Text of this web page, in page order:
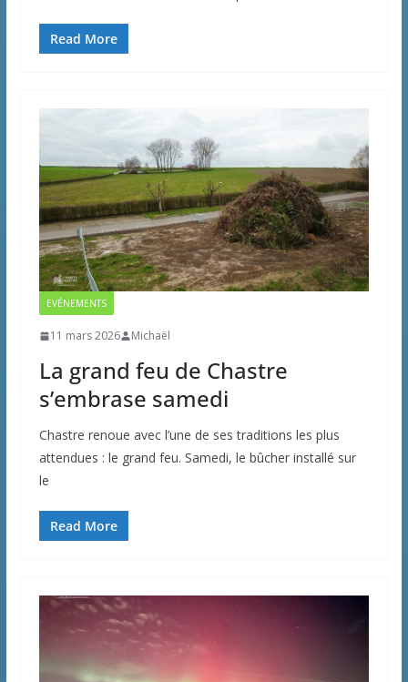
Read More
EVÉNEMENTS
11 mars 2026 Michaël
La grand feu de Chastre
s’embrase samedi
Chastre renoue avec l’une de ses traditions les plus
attendues : le grand feu. Samedi, le bûcher installé sur
le
Read More